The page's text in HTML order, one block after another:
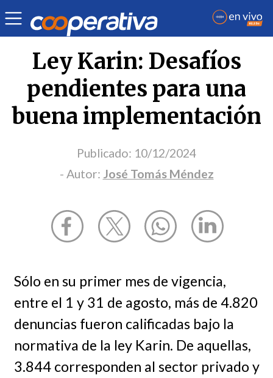
Opinión | José Tomás Méndez
Ley Karin: Desafíos
pendientes para una
buena implementación
Publicado: 10/12/2024
- Autor: José Tomás Méndez
Sólo en su primer mes de vigencia,
entre el 1 y 31 de agosto, más de 4.820
denuncias fueron calificadas bajo la
normativa de la ley Karin. De aquellas,
3.844 corresponden al sector privado y